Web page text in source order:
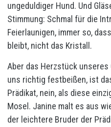
ungeduldiger Hund. Und
Stimmung: Schmal für die
Feierlaunigen, immer so,
bleibt, nicht das Kristall.
Aber das Herzstück unseres
uns richtig festbeißen, ist
Prädikat, nein, als diese
Mosel. Janine malt es aus
der leichtere Bruder der